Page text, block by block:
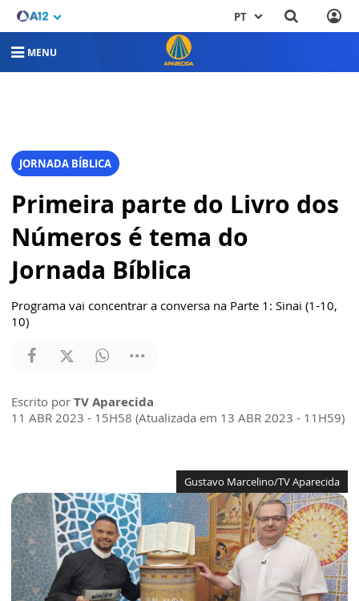
PT
MENU
JORNADA BÍBLICA
Primeira parte do Livro dos
Números é tema do
Jornada Bíblica
Programa vai concentrar a conversa na Parte 1: Sinai (1-10,
10)
Escrito por TV Aparecida
11 ABR 2023 - 15H58 (Atualizada em 13 ABR 2023 - 11H59)
Gustavo Marcelino/TV Aparecida